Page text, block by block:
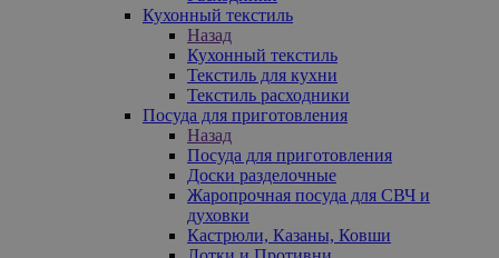
Кухонный текстиль
Назад
Кухонный текстиль
Текстиль для кухни
Текстиль расходники
Посуда для приготовления
Назад
Посуда для приготовления
Доски разделочные
Жаропрочная посуда для СВЧ и
духовки
Кастрюли, Казаны, Ковши